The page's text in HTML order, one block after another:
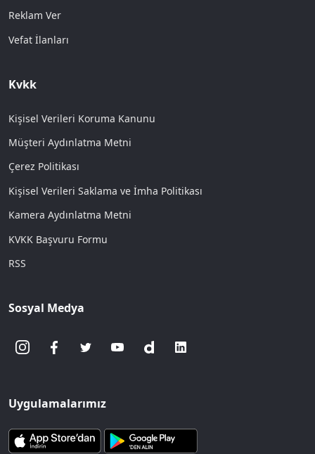
Reklam Ver
Vefat İlanları
Kvkk
Kişisel Verileri Koruma Kanunu
Müşteri Aydınlatma Metni
Çerez Politikası
Kişisel Verileri Saklama ve İmha Politikası
Kamera Aydınlatma Metni
KVKK Başvuru Formu
RSS
Sosyal Medya
Uygulamalarımız